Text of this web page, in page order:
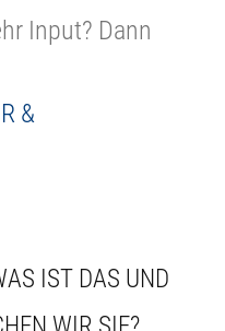
Input? Dann
&
IST DAS UND
WIR SIE?